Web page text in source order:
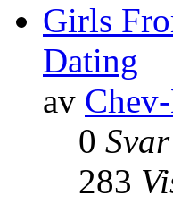
Girls
Dating
av
0 Svar
283